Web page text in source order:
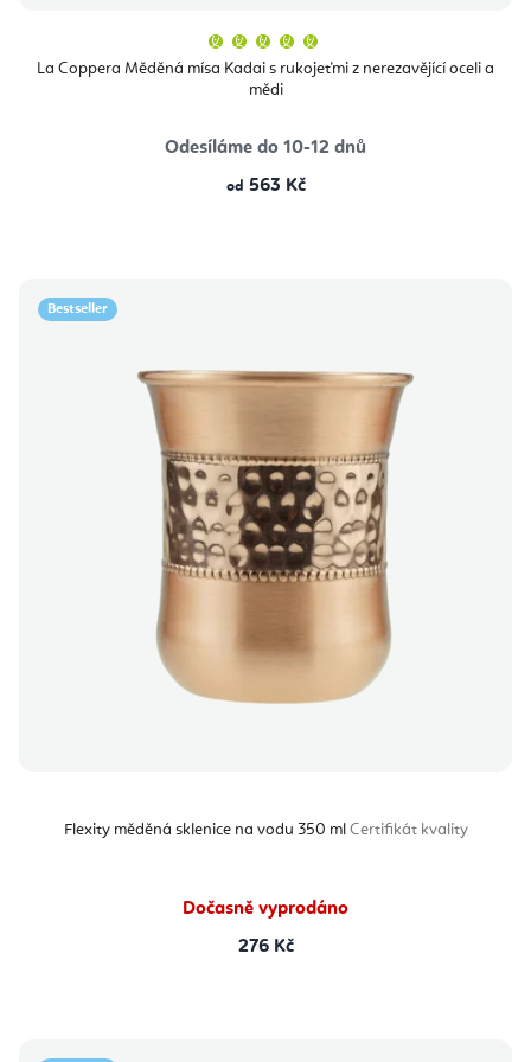
La Coppera Měděná mísa Kadai s rukojeťmi z nerezavějící oceli a
mědi
produktu
je
hvězdiček.
Odesíláme do 10-12 dnů
od 563 Kč
Bestseller
Flexity měděná sklenice na vodu 350 ml Certifikát kvality
Dočasně vyprodáno
276 Kč